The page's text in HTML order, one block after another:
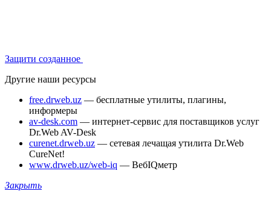
Защити созданное
Другие наши ресурсы
free.drweb.uz — бесплатные утилиты, плагины,
информеры
av-desk.com — интернет-сервис для поставщиков услуг
Dr.Web AV-Desk
curenet.drweb.uz — сетевая лечащая утилита Dr.Web
CureNet!
www.drweb.uz/web-iq — ВебIQметр
Закрыть